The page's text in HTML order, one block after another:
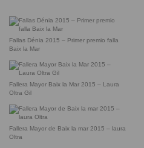
Fallas Dénia 2015 – Primer premio falla
Baix la Mar
Fallera Mayor Baix la Mar 2015 – Laura
Oltra Gil
Fallera Mayor de Baix la mar 2015 – laura
Oltra